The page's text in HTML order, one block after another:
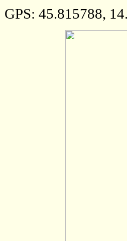
GPS: 45.815788,